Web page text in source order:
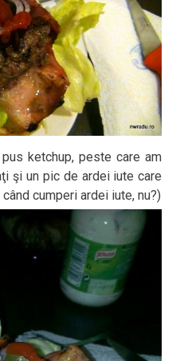
ketchup, peste care am
şi un pic de ardei iute care
cumperi ardei iute, nu?)